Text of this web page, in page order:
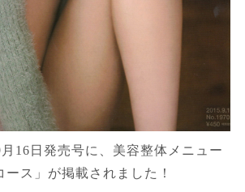
月 16 日発売号に、美容整体メニュー
ース」が掲載されました！